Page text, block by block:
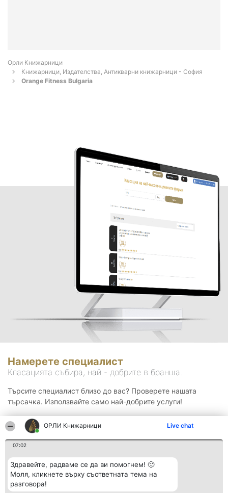
ОРЛИ Книжарници Live chat
07:02
Здравейте, радваме се да ви помогнем! 🙂
Моля, кликнете върху съответната тема на
разговора!
Орли Книжарници
Книжарници, Издателства, Антикварни книжарници - София
Orange Fitness Bulgaria
Намерете специалист
Класацията събира, най - добрите в бранша.
Търсите специалист близо до вас? Проверете нашата
търсачка. Използвайте само най-добрите услуги!